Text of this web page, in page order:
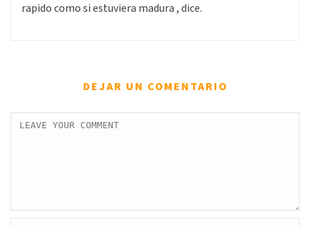
rapido como si estuviera madura , dice.
DEJAR UN COMENTARIO